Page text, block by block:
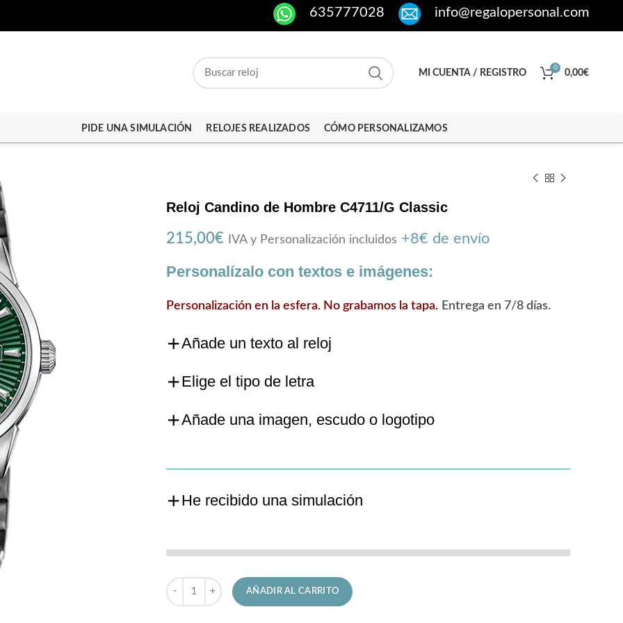
635777028 info@regalopersonal.com
MI CUENTA / REGISTRO
0
0,00€
PIDE UNA SIMULACIÓN RELOJES REALIZADOS CÓMO PERSONALIZAMOS
Reloj Candino de Hombre C4711/G Classic
215,00€ IVA y Personalización incluidos +8€ de envío
Personalízalo con textos e imágenes:
Personalización en la esfera. No grabamos la tapa. Entrega en 7/8 días.
Añade un texto al reloj
Elige el tipo de letra
Añade una imagen, escudo o logotipo
He recibido una simulación
Reloj Candino de Hombre C4711/G Classic cantidad
AÑADIR AL CARRITO